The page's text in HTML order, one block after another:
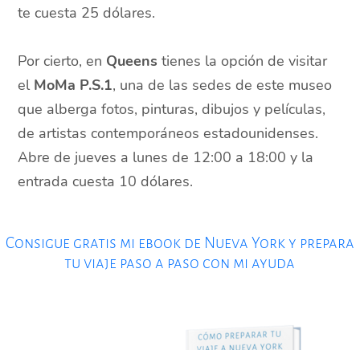
te cuesta 25 dólares.
Por cierto, en Queens tienes la opción de visitar
el MoMa P.S.1, una de las sedes de este museo
que alberga fotos, pinturas, dibujos y películas,
de artistas contemporáneos estadounidenses.
Abre de jueves a lunes de 12:00 a 18:00 y la
entrada cuesta 10 dólares.
Consigue gratis mi ebook de Nueva York y prepara
tu viaje paso a paso con mi ayuda